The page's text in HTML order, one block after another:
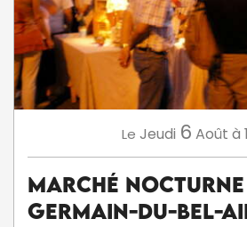
Le Jeudi 6 Août à
Marché nocturne
Germain-du-Bel-